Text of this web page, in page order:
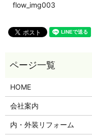
flow_img003
HOME
会社案内
内・外装リフォーム